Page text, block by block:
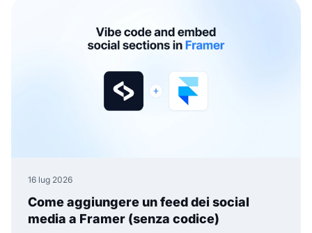
16 lug 2026
Come aggiungere un feed dei social
media a Framer (senza codice)